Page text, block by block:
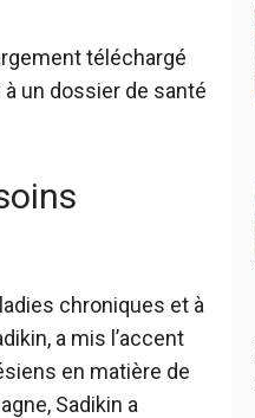
téléchargé
un dossier de santé
chroniques et à
a mis l’accent
en matière de
Sadikin a